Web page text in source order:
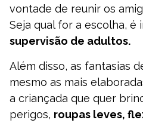
vontade de reunir os
Seja qual for a escolha,
supervisão de adultos.
Além disso, as fantasias
mesmo as mais
a criançada que quer
perigos, roupas leves,